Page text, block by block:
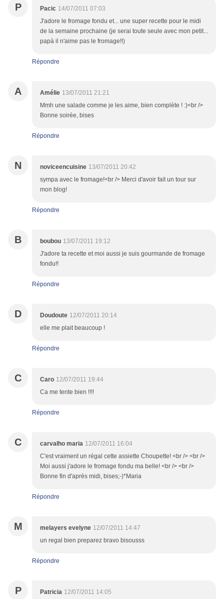
P Pacic 14/07/2011 07:03
J'adore le fromage fondu et... une super recette pour le midi
de la semaine prochaine (je serai toute seule avec mon petit...
papà il n'aime pas le fromage!!)
Répondre
A Amélie 13/07/2011 21:21
Mmh une salade comme je les aime, bien complète ! :)<br />
Bonne soirée, bises
Répondre
N noviceencuisine 13/07/2011 20:42
sympa avec le fromage!<br /> Merci d'avoir fait un tour sur
mon blog!
Répondre
B boubou 13/07/2011 19:12
J'adore ta recette et moi aussi je suis gourmande de fromage
fondu!!
Répondre
D Doudoute 12/07/2011 20:14
elle me plait beaucoup !
Répondre
C Caro 12/07/2011 19:44
Ca me tente bien !!!!
Répondre
C carvalho maria 12/07/2011 16:04
C'est vraiment un régal cette assiette Choupette! <br /> <br />
Moi aussi j'adore le fromage fondu ma belle! <br /> <br />
Bonne fin d'après midi, bises;-)*Maria
Répondre
M melayers evelyne 12/07/2011 14:47
un regal bien preparez bravo bisousss
Répondre
P Patricia 12/07/2011 14:05